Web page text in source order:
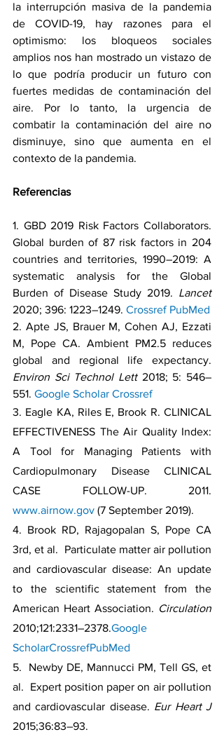
la interrupción masiva de la pandemia
de COVID-19, hay razones para el
optimismo: los bloqueos sociales
amplios nos han mostrado un vistazo de
lo que podría producir un futuro con
fuertes medidas de contaminación del
aire. Por lo tanto, la urgencia de
combatir la contaminación del aire no
disminuye, sino que aumenta en el
contexto de la pandemia.
Referencias
1. GBD 2019 Risk Factors Collaborators.
Global burden of 87 risk factors in 204
countries and territories, 1990–2019: A
systematic analysis for the Global
Burden of Disease Study 2019.
Lancet
2020; 396: 1223–1249. Crossref PubMed
2. Apte JS, Brauer M, Cohen AJ, Ezzati
M, Pope CA. Ambient PM2.5 reduces
Environ Sci Technol Lett 2018; 5: 546–
551. Google Scholar Crossref
3. Eagle KA, Riles E, Brook R. CLINICAL
EFFECTIVENESS The Air Quality Index:
A Tool for Managing Patients with
Cardiopulmonary Disease CLINICAL
www.airnow.gov (7 September 2019).
4. Brook RD, Rajagopalan S, Pope CA
3rd, et al.  Particulate matter air pollution
and cardiovascular disease: An update
to the scientific statement from the
American Heart Association. Circulation
2010;121:2331–2378.Google
ScholarCrossrefPubMed
5.  Newby DE, Mannucci PM, Tell GS, et
al.  Expert position paper on air pollution
and cardiovascular disease.
Eur Heart J